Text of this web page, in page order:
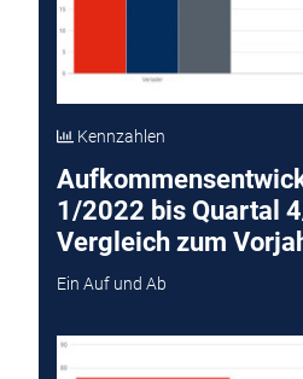
Kennzahlen
1/2022 bis Quartal
Vergleich zum
Ein Auf und Ab